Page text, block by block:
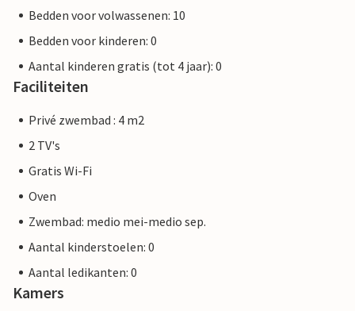
Bedden voor volwassenen: 10
Bedden voor kinderen: 0
Aantal kinderen gratis (tot 4 jaar): 0
Faciliteiten
Privé zwembad : 4 m2
2 TV's
Gratis Wi-Fi
Oven
Zwembad: medio mei-medio sep.
Aantal kinderstoelen: 0
Aantal ledikanten: 0
Kamers